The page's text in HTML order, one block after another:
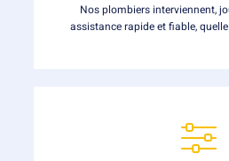
Nos plombiers interviennent,
assistance rapide et fiable,